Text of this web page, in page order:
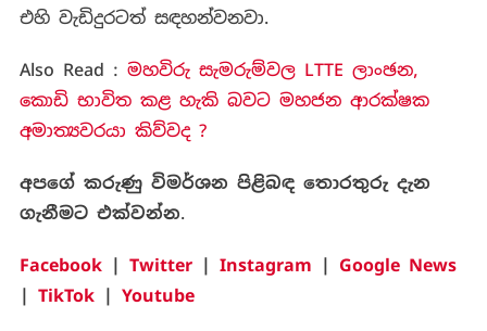
එහි වැඩිදුරටත් සඳහන්වනවා.
Also Read : මහවිරු සැමරුම්වල LTTE ලාංඡන,
කොඩි භාවිත කළ හැකි බවට මහජන ආරක්ෂක
අමාත්‍යවරයා කිව්වද ?
අපගේ කරුණු විමර්ශන පිළිබඳ තොරතුරු දැන
ගැනීමට එක්වන්න.
Facebook| Twitter| Instagram | Google News
| TikTok | Youtube